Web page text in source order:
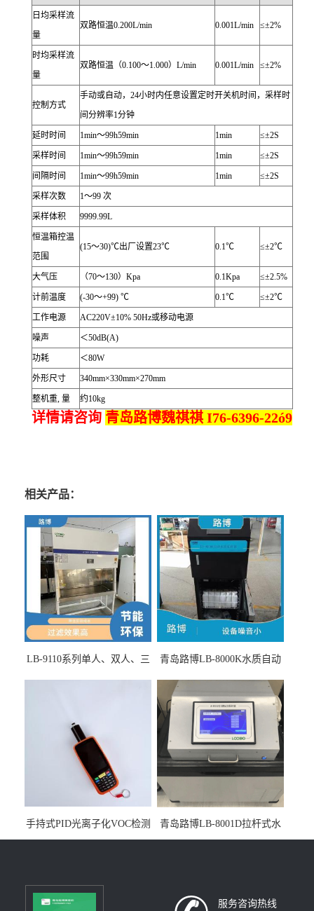
日均采样流
量
双路恒温0.200L/min 0.001L/min ≤±2%
时均采样流
量
双路恒温（0.100～1.000）L/min 0.001L/min ≤±2%
控制方式
手动或自动，24小时内任意设置定时开关机时间，采样时
间分辨率1分钟
延时时间 1min～99h59min 1min ≤±2S
采样时间 1min～99h59min 1min ≤±2S
间隔时间 1min～99h59min 1min ≤±2S
采样次数 1～99 次
采样体积 9999.99L
恒温箱控温
范围
(15～30)℃出厂设置23℃ 0.1℃ ≤±2℃
大气压 （70～130）Kpa 0.1Kpa ≤±2.5%
计前温度 (-30～+99) ℃ 0.1℃ ≤±2℃
工作电源 AC220V±10% 50Hz或移动电源
噪声 ＜50dB(A)
功耗 ＜80W
外形尺寸 340mm×330mm×270mm
整机重, 量 约10kg
详情请咨询 青岛路博魏祺祺 I76-6396-22ó9
相关产品：
LB-9110系列单人、双人、三
青岛路博LB-8000K水质自动
手持式PID光离子化VOC检测
仪（挥发性有机物设备）
青岛路博LB-8001D拉杆式水
质采样器
服务咨询热线